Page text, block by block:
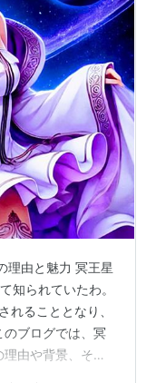
理由と魅力 冥王星
知られていたわ。
れることとなり、
のブログでは、冥
由や背景、そし